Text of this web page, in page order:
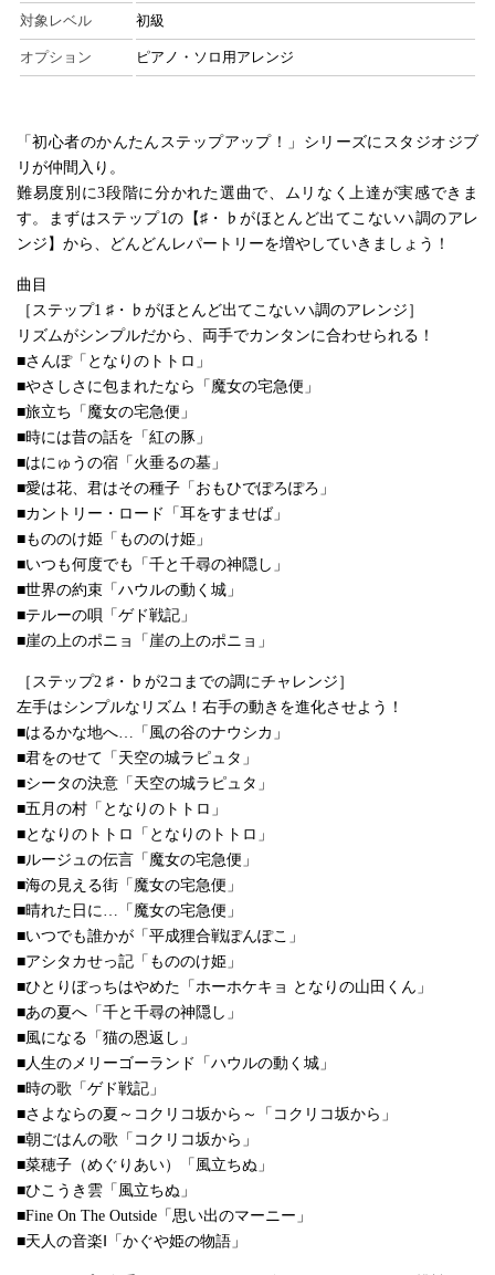
対象レベル 初級
オプション ピアノ・ソロ用アレンジ
「初心者のかんたんステップアップ！」シリーズにスタジオジブ
リが仲間入り。
難易度別に3段階に分かれた選曲で、ムリなく上達が実感できま
す。まずはステップ1の【♯・♭がほとんど出てこないハ調のアレ
ンジ】から、どんどんレパートリーを増やしていきましょう！
曲目
［ステップ1 ♯・♭がほとんど出てこないハ調のアレンジ］
リズムがシンプルだから、両手でカンタンに合わせられる！
■さんぽ「となりのトトロ」
■やさしさに包まれたなら「魔女の宅急便」
■旅立ち「魔女の宅急便」
■時には昔の話を「紅の豚」
■はにゅうの宿「火垂るの墓」
■愛は花、君はその種子「おもひでぽろぽろ」
■カントリー・ロード「耳をすませば」
■もののけ姫「もののけ姫」
■いつも何度でも「千と千尋の神隠し」
■世界の約束「ハウルの動く城」
■テルーの唄「ゲド戦記」
■崖の上のポニョ「崖の上のポニョ」
［ステップ2 ♯・♭が2コまでの調にチャレンジ］
左手はシンプルなリズム！右手の動きを進化させよう！
■はるかな地へ…「風の谷のナウシカ」
■君をのせて「天空の城ラピュタ」
■シータの決意「天空の城ラピュタ」
■五月の村「となりのトトロ」
■となりのトトロ「となりのトトロ」
■ルージュの伝言「魔女の宅急便」
■海の見える街「魔女の宅急便」
■晴れた日に…「魔女の宅急便」
■いつでも誰かが「平成狸合戦ぽんぽこ」
■アシタカせっ記「もののけ姫」
■ひとりぼっちはやめた「ホーホケキョ となりの山田くん」
■あの夏へ「千と千尋の神隠し」
■風になる「猫の恩返し」
■人生のメリーゴーランド「ハウルの動く城」
■時の歌「ゲド戦記」
■さよならの夏～コクリコ坂から～「コクリコ坂から」
■朝ごはんの歌「コクリコ坂から」
■菜穂子（めぐりあい）「風立ちぬ」
■ひこうき雲「風立ちぬ」
■Fine On The Outside「思い出のマーニー」
■天人の音楽Ⅰ「かぐや姫の物語」